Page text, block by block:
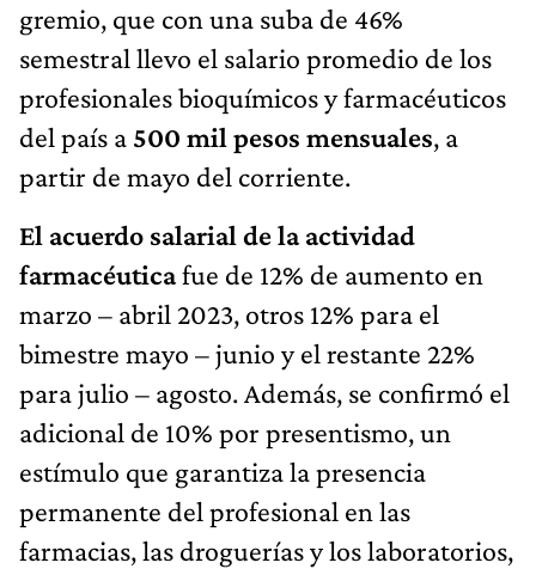
gremio, que con una suba de 46%
semestral llevo el salario promedio de los
profesionales bioquímicos y farmacéuticos
del país a 500 mil pesos mensuales, a
partir de mayo del corriente.
El acuerdo salarial de la actividad
farmacéuticafue de 12% de aumento en
marzo – abril 2023, otros 12% para el
bimestre mayo – junio y el restante 22%
para julio – agosto. Además, se confirmó el
adicional de 10% por presentismo, un
estímulo que garantiza la presencia
permanente del profesional en las
farmacias, las droguerías y los laboratorios,